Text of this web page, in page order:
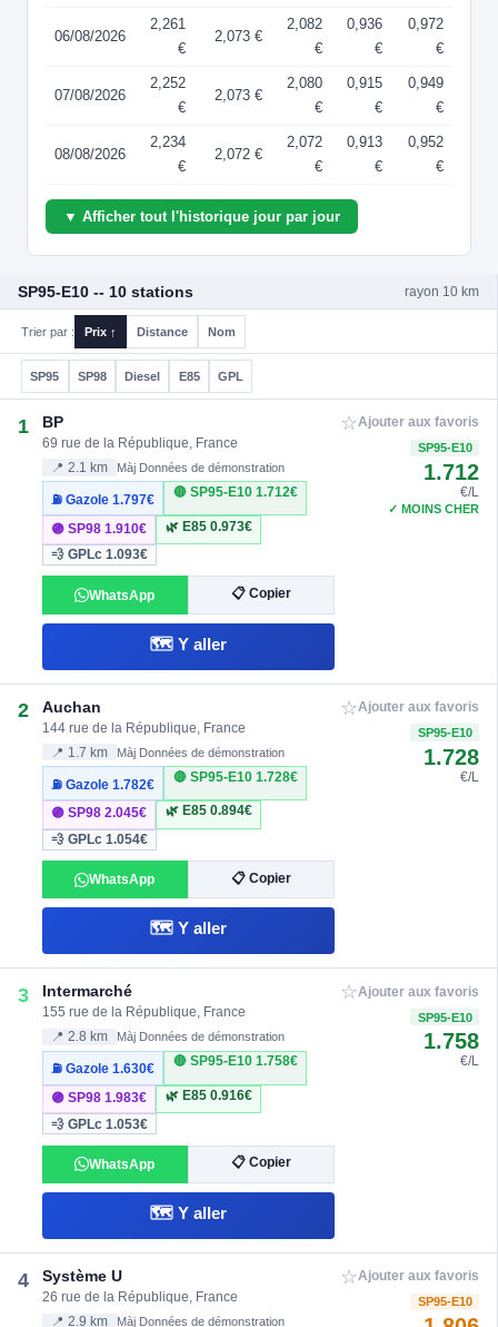
06/08/2026
2,261
€
2,073 €
2,082
€
0,936
€
0,972
€
07/08/2026
2,252
€
2,073 €
2,080
€
0,915
€
0,949
€
08/08/2026
2,234
€
2,072 €
2,072
€
0,913
€
0,952
€
▼ Afficher tout l'historique jour par jour
SP95-E10 -- 10 stations rayon 10 km
Trier par : Prix ↑ Distance Nom
SP95 SP98 Diesel E85 GPL
1 BP
69 rue de la République, France
📍 2.1 km Màj Données de démonstration
⛽ Gazole1.797€
🔴 SP95-E10 1.712€
🟣 SP981.910€ 🌿 E85 0.973€
💨 GPLc1.093€
WhatsApp 📋 Copier
🗺️ Y aller
☆Ajouter aux favoris
SP95-E10
1.712
€/L
✓ MOINS CHER
2 Auchan
144 rue de la République, France
📍 1.7 km Màj Données de démonstration
⛽ Gazole1.782€
🔴 SP95-E10 1.728€
🟣 SP982.045€ 🌿 E85 0.894€
💨 GPLc1.054€
WhatsApp 📋 Copier
🗺️ Y aller
☆Ajouter aux favoris
SP95-E10
1.728
€/L
3 Intermarché
155 rue de la République, France
📍 2.8 km Màj Données de démonstration
⛽ Gazole1.630€
🔴 SP95-E10 1.758€
🟣 SP981.983€ 🌿 E85 0.916€
💨 GPLc1.053€
WhatsApp 📋 Copier
🗺️ Y aller
☆Ajouter aux favoris
SP95-E10
1.758
€/L
4 Système U
26 rue de la République, France
📍 2.9 km Màj Données de démonstration
☆Ajouter aux favoris
SP95-E10